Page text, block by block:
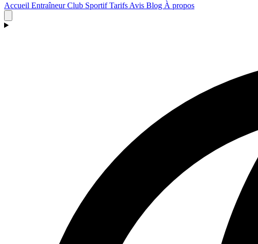
Accueil EntraîneurClub SportifTarifs Avis Blog À propos